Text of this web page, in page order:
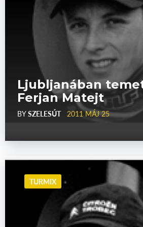
Ljubljanában
Ferjan Matejt
BYSZELESÚT 2011 MÁJ 25
TURMIX